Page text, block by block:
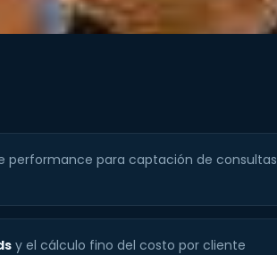
performance para captación de consultas
y el cálculo fino del costo por cliente